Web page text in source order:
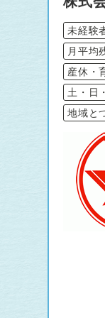
未経験
月平均
産休・
土・日
地域と